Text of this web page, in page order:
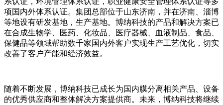
项国内外体系认证。集团总部位于山东济南，并在济南、淄博
等地设有研发基地，生产基地。博纳科技的产品和解决方案已
在合成生物学、医药、化妆品、医疗器械、血液制品、食品、
保健品等领域帮助数千家国内外客户实现生产工艺优化，切实
改善了客户产能和经济效益。
随着不断发展，博纳科技已成长为国内膜分离相关产品、设备
的优秀供应商和整体解决方案提供商。未来，博纳科技将继续